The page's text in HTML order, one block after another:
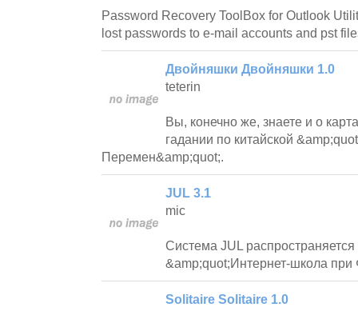
Password Recovery ToolBox for Outlook
lost passwords to e-mail accounts and pst
Двойняшки Двойняшки 1.0
teterin
Вы, конечно же, знаете и о
гадании по китайской
Перемен&amp;quot;.
JUL 3.1
mic
Система JUL
&amp;quot;Интернет-школа
Solitaire Solitaire 1.0